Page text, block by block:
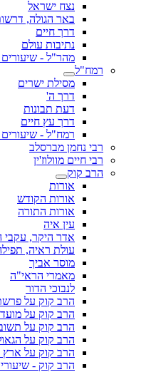
נצח ישראל
באר הגולה,
דרך חיים
נתיבות עולם
מהר"ל - שיעורים
רמח"ל
מסילת ישרים
דרך ה'
דעת תבונות
דרך עץ חיים
רמח"ל - שיעורים
רבי נחמן מברסלב
רבי חיים מוולוז'ין
הרב קוק
אורות
אורות הקודש
אורות התורה
עין איה
אדר היקר, עקבי
עולת ראיה,
מוסר אביך
מאמרי הראי"ה
לנבוכי הדור
הרב קוק על
הרב קוק על
הרב קוק על
הרב קוק על
הרב קוק על ארץ
הרב קוק -